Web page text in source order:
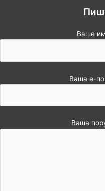
Ваше
Ваша е-
Ваша